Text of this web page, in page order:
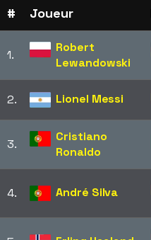
# Joueur
1.
Robert
Lewandowski
2. Lionel Messi
3.
Cristiano
Ronaldo
4. André Silva